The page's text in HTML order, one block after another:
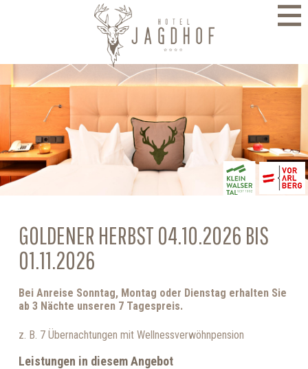
GOLDENER HERBST 04.10.2026 BIS
01.11.2026
Bei Anreise Sonntag, Montag oder Dienstag erhalten Sie
ab 3 Nächte unseren 7 Tagespreis.
z. B. 7 Übernachtungen mit Wellnessverwöhnpension
Leistungen in diesem Angebot